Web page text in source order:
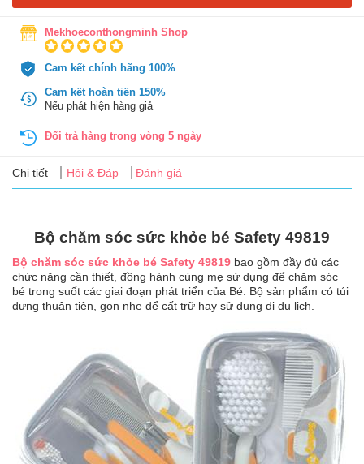
dùng
nhà
Tin
Mekhoeconthongminh Shop
Cam kết chính hãng 100%
Cam kết hoàn tiền 150%
Nếu phát hiện hàng giả
Đổi trả hàng trong vòng 5 ngày
Chi tiết Hỏi & Đáp Đánh giá
Bộ chăm sóc sức khỏe bé Safety 49819
Bộ chăm sóc sức khỏe bé Safety 49819 bao gồm đầy đủ các
chức năng cần thiết, đồng hành cùng mẹ sử dụng để chăm sóc
bé trong suốt các giai đoạn phát triển của Bé. Bộ sản phẩm có túi
đựng thuận tiện, gọn nhẹ để cất trữ hay sử dụng đi du lịch.